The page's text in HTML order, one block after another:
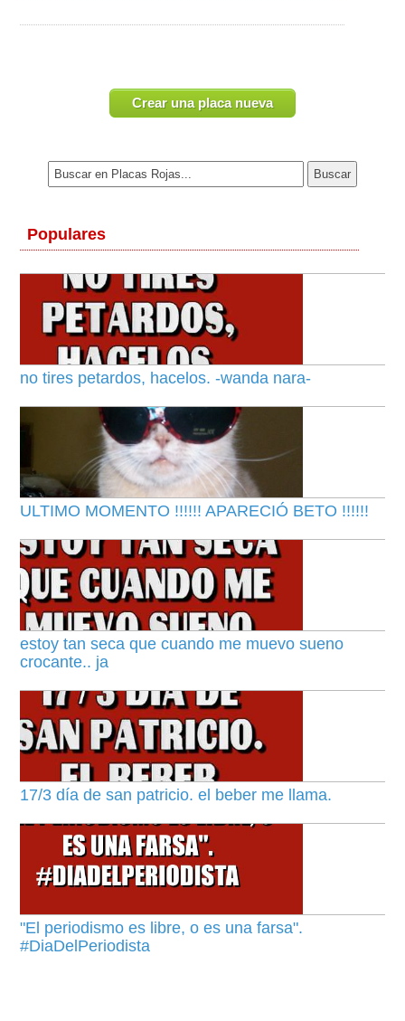
Crear una placa nueva
Populares
no tires petardos, hacelos. -wanda nara-
ULTIMO MOMENTO !!!!!! APARECIÓ BETO !!!!!!
estoy tan seca que cuando me muevo sueno
crocante.. ja
17/3 día de san patricio. el beber me llama.
"El periodismo es libre, o es una farsa".
#DiaDelPeriodista